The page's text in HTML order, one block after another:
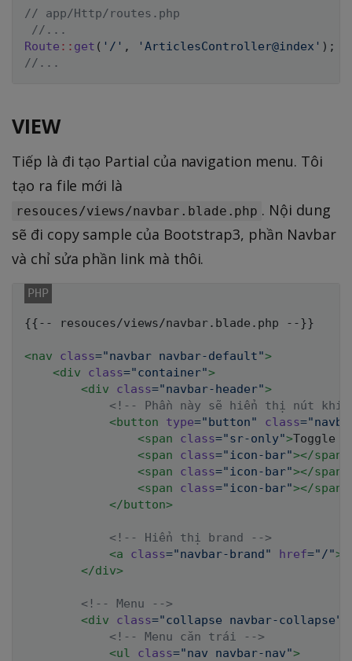
// app/Http/routes.php
//...
Route :: get ( '/' , 'ArticlesController@index' ) ;
//...
VIEW
Tiếp là đi tạo Partial của navigation menu. Tôi
tạo ra file mới là
resouces/views/navbar.blade.php . Nội dung
sẽ đi copy sample của Bootstrap3, phần Navbar
và chỉ sửa phần link mà thôi.
{{-- resouces/views/navbar.blade.php --}}
<nav class="navbar navbar-default">
<div class="container">
<div class="navbar-header">
<!-- Phần này sẽ hiển thị nút khi
<button type="button" class="
<span class="sr-only">Toggle
<span class="icon-bar"></span
<span class="icon-bar"></span
<span class="icon-bar"></span
</button>
<!-- Hiển thị brand -->
<a class="navbar-brand" href="/">
</div>
<!-- Menu -->
<div class="collapse navbar-collapse"
<!-- Menu căn trái -->
<ul class="nav navbar-nav">